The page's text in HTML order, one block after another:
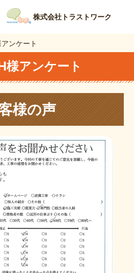
株式会社トラストワーク
ンケート
様アンケート
様の声